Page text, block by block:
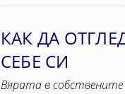
КАК ДА
СЕБЕ СИ
Вярата в